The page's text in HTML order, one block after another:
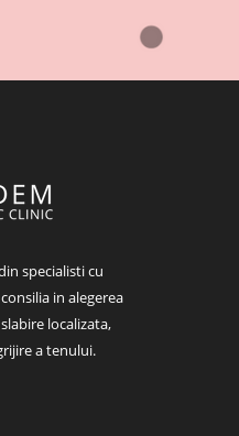
specialisti cu
in alegerea
localizata,
a tenului.